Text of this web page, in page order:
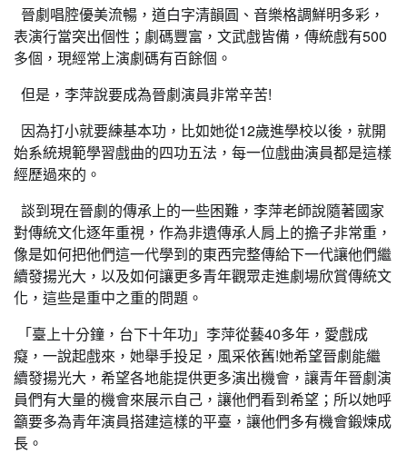
晉劇唱腔優美流暢，道白字清韻圓、音樂格調鮮明多彩，
表演行當突出個性；劇碼豐富，文武戲皆備，傳統戲有500
多個，現經常上演劇碼有百餘個。
但是，李萍說要成為晉劇演員非常辛苦!
因為打小就要練基本功，比如她從12歲進學校以後，就開
始系統規範學習戲曲的四功五法，每一位戲曲演員都是這樣
經歷過來的。
談到現在晉劇的傳承上的一些困難，李萍老師說隨著國家
對傳統文化逐年重視，作為非遺傳承人肩上的擔子非常重，
像是如何把他們這一代學到的東西完整傳給下一代讓他們繼
續發揚光大，以及如何讓更多青年觀眾走進劇場欣賞傳統文
化，這些是重中之重的問題。
「臺上十分鐘，台下十年功」李萍從藝40多年，愛戲成
癡，一說起戲來，她舉手投足，風采依舊!她希望晉劇能繼
續發揚光大，希望各地能提供更多演出機會，讓青年晉劇演
員們有大量的機會來展示自己，讓他們看到希望；所以她呼
籲要多為青年演員搭建這樣的平臺，讓他們多有機會鍛煉成
長。